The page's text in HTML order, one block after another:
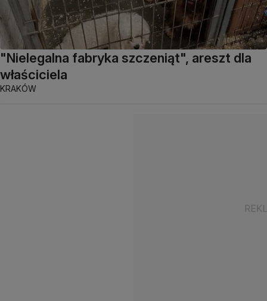
"Nielegalna fabryka szczeniąt", areszt dla
właściciela
KRAKÓW